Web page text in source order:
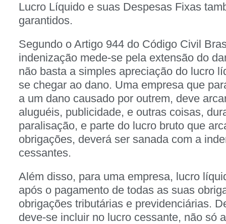
Lucro Líquido e suas Despesas Fixas
garantidos.
Segundo o Artigo 944 do Código Civil
indenização mede-se pela extensão do
não basta a simples apreciação do lucro
se chegar ao dano. Uma empresa que
a um dano causado por outrem, deve
aluguéis, publicidade, e outras coisas,
paralisação, e parte do lucro bruto que
obrigações, deverá ser sanada com a
cessantes.
Além disso, para uma empresa, lucro
após o pagamento de todas as suas
obrigações tributárias e previdenciárias.
deve-se incluir no lucro cessante, não só